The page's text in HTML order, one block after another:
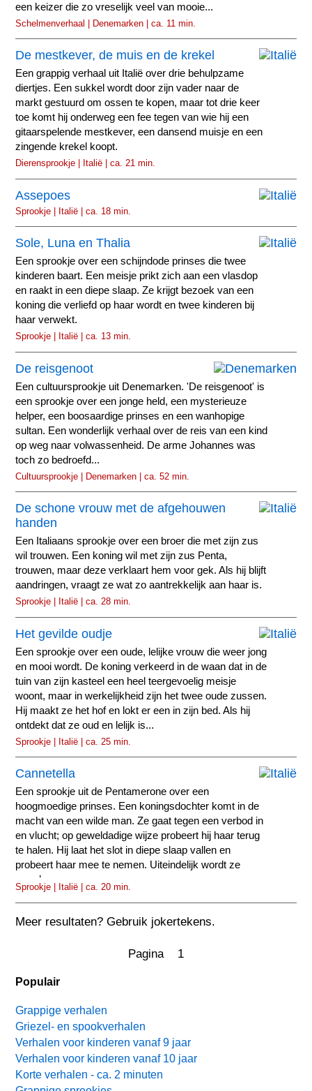
een keizer die zo vreselijk veel van mooie...
Schelmenverhaal | Denemarken | ca. 11 min.
De mestkever, de muis en de krekel
Een grappig verhaal uit Italië over drie behulpzame
diertjes. Een sukkel wordt door zijn vader naar de
markt gestuurd om ossen te kopen, maar tot drie keer
toe komt hij onderweg een fee tegen van wie hij een
gitaarspelende mestkever, een dansend muisje en een
zingende krekel koopt.
Dierensprookje | Italië | ca. 21 min.
Assepoes
Sprookje | Italië | ca. 18 min.
Sole, Luna en Thalia
Een sprookje over een schijndode prinses die twee
kinderen baart. Een meisje prikt zich aan een vlasdop
en raakt in een diepe slaap. Ze krijgt bezoek van een
koning die verliefd op haar wordt en twee kinderen bij
haar verwekt.
Sprookje | Italië | ca. 13 min.
De reisgenoot
Een cultuursprookje uit Denemarken. 'De reisgenoot' is
een sprookje over een jonge held, een mysterieuze
helper, een boosaardige prinses en een wanhopige
sultan. Een wonderlijk verhaal over de reis van een kind
op weg naar volwassenheid. De arme Johannes was
toch zo bedroefd...
Cultuursprookje | Denemarken | ca. 52 min.
De schone vrouw met de afgehouwen
handen
Een Italiaans sprookje over een broer die met zijn zus
wil trouwen. Een koning wil met zijn zus Penta,
trouwen, maar deze verklaart hem voor gek. Als hij blijft
aandringen, vraagt ze wat zo aantrekkelijk aan haar is.
Sprookje | Italië | ca. 28 min.
Het gevilde oudje
Een sprookje over een oude, lelijke vrouw die weer jong
en mooi wordt. De koning verkeerd in de waan dat in de
tuin van zijn kasteel een heel teergevoelig meisje
woont, maar in werkelijkheid zijn het twee oude zussen.
Hij maakt ze het hof en lokt er een in zijn bed. Als hij
ontdekt dat ze oud en lelijk is...
Sprookje | Italië | ca. 25 min.
Cannetella
Een sprookje uit de Pentamerone over een
hoogmoedige prinses. Een koningsdochter komt in de
macht van een wilde man. Ze gaat tegen een verbod in
en vlucht; op geweldadige wijze probeert hij haar terug
te halen. Hij laat het slot in diepe slaap vallen en
probeert haar mee te nemen. Uiteindelijk wordt ze
gered.
Sprookje | Italië | ca. 20 min.
Meer resultaten? Gebruik jokertekens.
Pagina 1
Populair
Grappige verhalen
Griezel- en spookverhalen
Verhalen voor kinderen vanaf 9 jaar
Verhalen voor kinderen vanaf 10 jaar
Korte verhalen - ca. 2 minuten